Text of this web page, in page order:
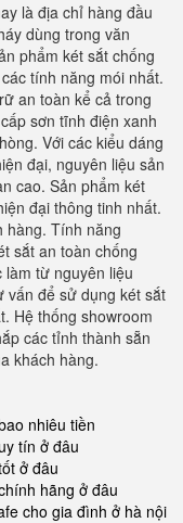
là địa chỉ hàng đầu
dùng trong văn
phẩm két sắt chống
tính năng mói nhất.
an toàn kể cả trong
sơn tĩnh điện xanh
Với các kiểu dáng
đại, nguyên liệu sản
cao. Sản phẩm két
đại thông tinh nhất.
hàng. Tính năng
sắt an toàn chống
từ nguyên liệu
vấn để sử dụng két sắt
Hệ thống showroom
các tỉnh thành sẵn
khách hàng.
nhiêu tiền
tín ở đâu
ở đâu
hãng ở đâu
cho gia đình ở hà nội